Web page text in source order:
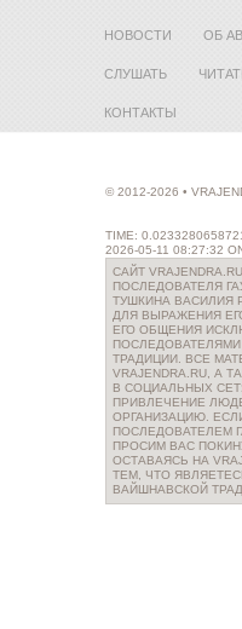
НОВОСТИ ОБ
СЛУШАТЬ
КОНТАКТЫ
© 2012-2026 •
TIME:
2026-05-11 08:27:32
САЙТ
ПОСЛЕДОВАТЕЛЯ
ТУШКИНА ВАСИЛИЯ
ДЛЯ ВЫРАЖЕНИЯ
ЕГО ОБЩЕНИЯ
ТРАДИЦИИ. ВСЕ
VRAJENDRA.RU, А
В СОЦИАЛЬНЫХ
ПРИВЛЕЧЕНИЕ
ОРГАНИЗАЦИЮ.
ПОСЛЕДОВАТЕЛЕМ
ПРОСИМ ВАС
ОСТАВАЯСЬ НА
ТЕМ, ЧТО
ВАЙШНАВСКОЙ